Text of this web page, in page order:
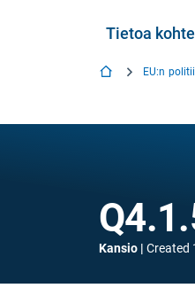
Tietoa
EU:n
Kansio Created